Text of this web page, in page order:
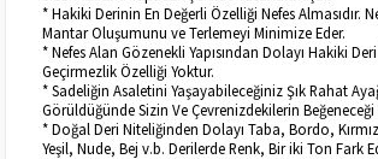
* Hakiki Derinin En Değerli Özelliği Nefes Almasıdır.
Mantar Oluşumunu ve Terlemeyi Minimize Eder.
* Nefes Alan Gözenekli Yapısından Dolayı Hakiki
Geçirmezlik Özelliği Yoktur.
* Sadeliğin Asaletini Yaşayabileceğiniz Şık Rahat
Görüldüğünde Sizin Ve Çevrenizdekilerin Beğeneceği
* Doğal Deri Niteliğinden Dolayı Taba, Bordo,
Yeşil, Nude, Bej v.b. Derilerde Renk, Bir iki Ton Fark